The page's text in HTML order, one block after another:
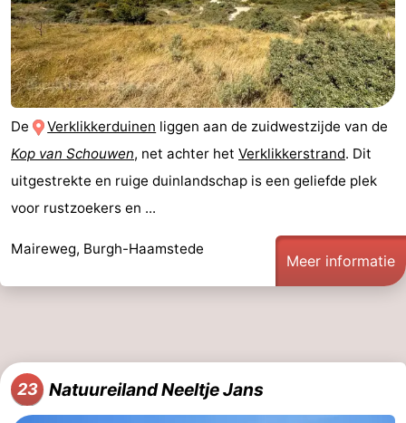
De Verklikkerduinen liggen aan de zuidwestzijde van de
Kop van Schouwen, net achter het Verklikkerstrand. Dit
uitgestrekte en ruige duinlandschap is een geliefde plek
voor rustzoekers en ...
Maireweg, Burgh-Haamstede
Meer informatie
23 Natuureiland Neeltje Jans